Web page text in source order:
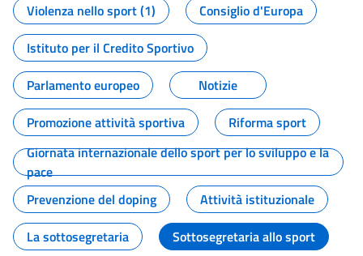
Violenza nello sport (1)
Consiglio d'Europa
Istituto per il Credito Sportivo
Parlamento europeo
Notizie
Promozione attività sportiva
Riforma sport
Giornata internazionale dello sport per lo sviluppo e la
pace
Prevenzione del doping
Attività istituzionale
La sottosegretaria
Sottosegretaria allo sport